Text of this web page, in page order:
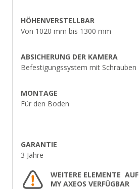
HÖHENVERSTELLBAR
Von 1020 mm bis 1300 mm
ABSICHERUNG DER KAMERA
Befestigungssystem mit Schrauben
MONTAGE
Für den Boden
GARANTIE
3 Jahre
WEITERE ELEMENTE AUF
MY AXEOS VERFÜGBAR